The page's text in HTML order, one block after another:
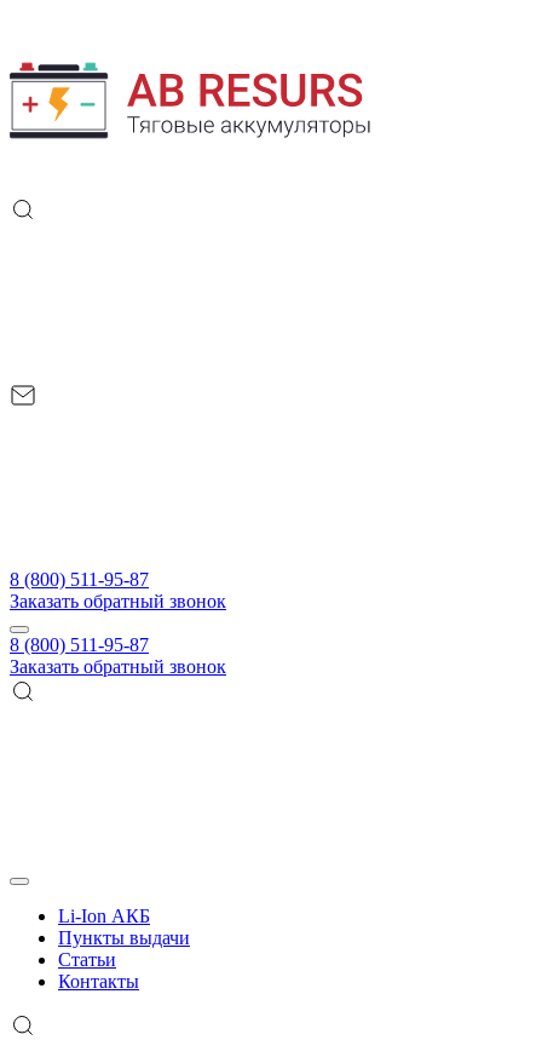
8 (800) 511-95-87
Заказать обратный звонок
8 (800) 511-95-87
Заказать обратный звонок
Li-Ion АКБ
Пункты выдачи
Статьи
Контакты